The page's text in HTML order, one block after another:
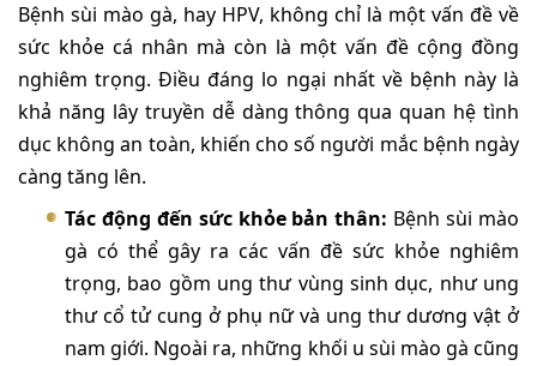
Bệnh sùi mào gà, hay HPV, không chỉ là một vấn đề về
sức khỏe cá nhân mà còn là một vấn đề cộng đồng
nghiêm trọng. Điều đáng lo ngại nhất về bệnh này là
khả năng lây truyền dễ dàng thông qua quan hệ tình
dục không an toàn, khiến cho số người mắc bệnh ngày
càng tăng lên.
Tác động đến sức khỏe bản thân: Bệnh sùi mào
gà có thể gây ra các vấn đề sức khỏe nghiêm
trọng, bao gồm ung thư vùng sinh dục, như ung
thư cổ tử cung ở phụ nữ và ung thư dương vật ở
nam giới. Ngoài ra, những khối u sùi mào gà cũng